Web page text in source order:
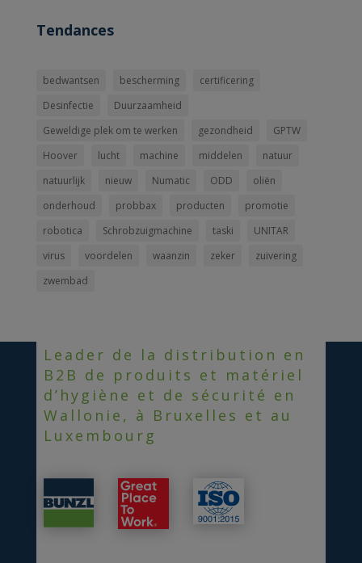
Tendances
bedwantsen bescherming
certificering
Desinfectie
Duurzaamheid
Geweldige plek om te werken
gezondheid
GPTW
Hoover
lucht machine middelen
natuur
natuurlijk
nieuw Numatic ODD
oliën
onderhoud
probbax producten
promotie
robotica
Schrobzuigmachine taski
UNITAR
virus
voordelen waanzin zeker
zuivering
zwembad
Leader de la distribution en
B2B de produits et matériel
d’hygiène et de sécurité en
Wallonie, à Bruxelles et au
Luxembourg